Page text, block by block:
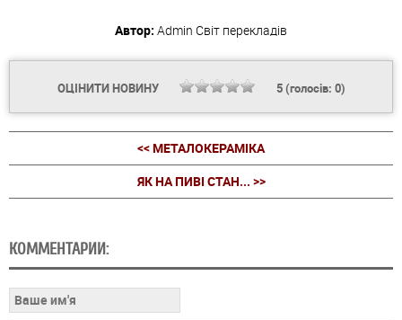
Автор: Admin Світ перекладів
ОЦІНИТИ НОВИНУ 5(голосів: 0)
<< МЕТАЛОКЕРАМІКА
ЯК НА ПИВІ СТАН... >>
КОММЕНТАРИИ: